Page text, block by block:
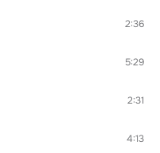
2:36
5:29
2:31
4:13